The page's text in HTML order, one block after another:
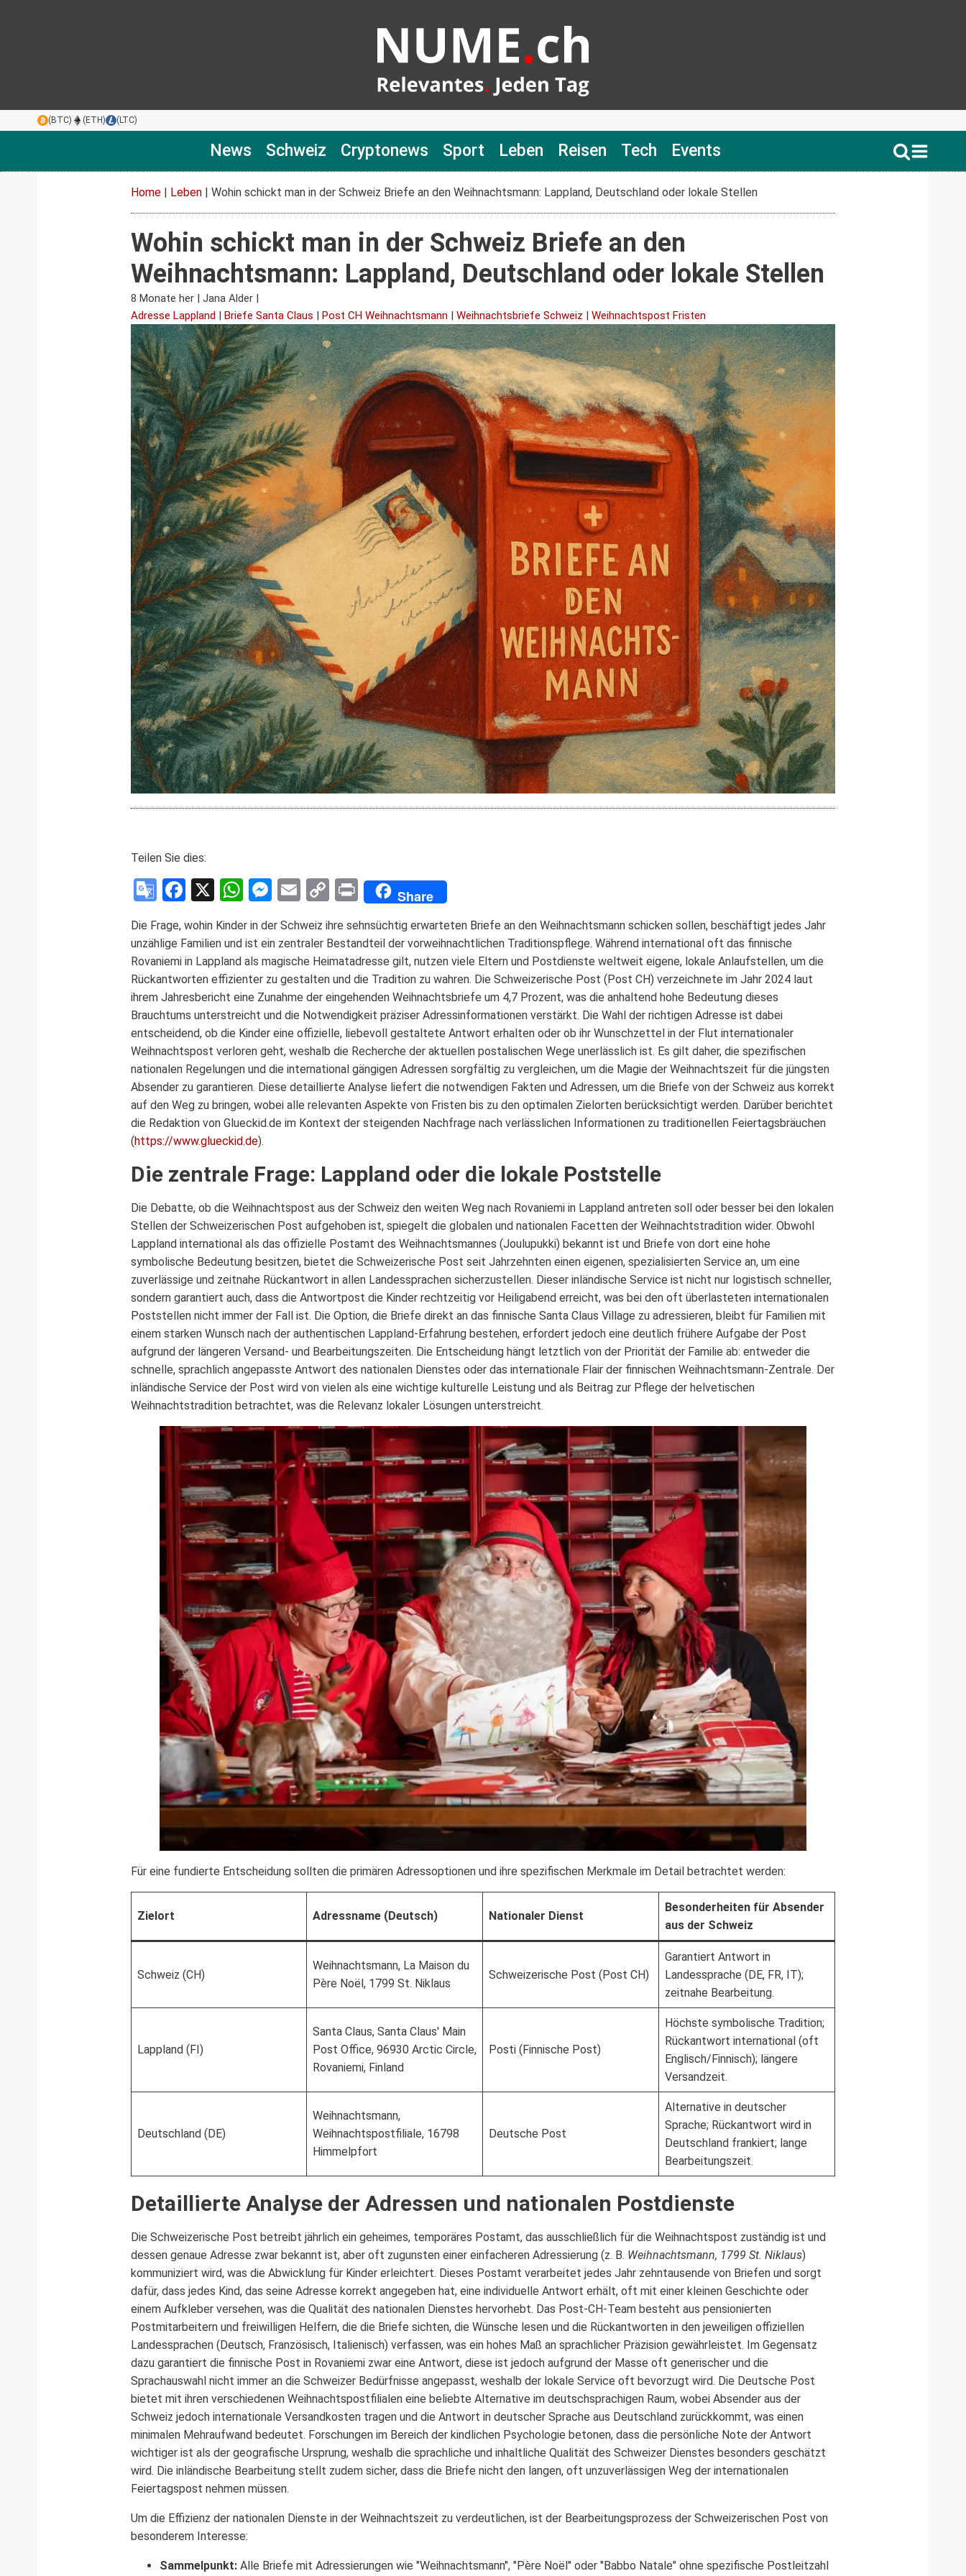
(BTC) (ETH) (LTC)
News Schweiz Cryptonews Sport Leben Reisen Tech Events
Home | Leben | Wohin schickt man in der Schweiz Briefe an den Weihnachtsmann: Lappland, Deutschland oder lokale Stellen
Wohin schickt man in der Schweiz Briefe an den
Weihnachtsmann: Lappland, Deutschland oder lokale Stellen
8 Monate her | Jana Alder |
Adresse Lappland | Briefe Santa Claus | Post CH Weihnachtsmann | Weihnachtsbriefe Schweiz | Weihnachtspost Fristen
Teilen Sie dies:
Google
Facebook
X WhatsApp
Messenger
EmailCopy
Link
PrintShare
Die Frage, wohin Kinder in der Schweiz ihre sehnsüchtig erwarteten Briefe an den Weihnachtsmann schicken sollen, beschäftigt jedes Jahr
unzählige Familien und ist ein zentraler Bestandteil der vorweihnachtlichen Traditionspflege. Während international oft das finnische
Rovaniemi in Lappland als magische Heimatadresse gilt, nutzen viele Eltern und Postdienste weltweit eigene, lokale Anlaufstellen, um die
Rückantworten effizienter zu gestalten und die Tradition zu wahren. Die Schweizerische Post (Post CH) verzeichnete im Jahr 2024 laut
ihrem Jahresbericht eine Zunahme der eingehenden Weihnachtsbriefe um 4,7 Prozent, was die anhaltend hohe Bedeutung dieses
Brauchtums unterstreicht und die Notwendigkeit präziser Adressinformationen verstärkt. Die Wahl der richtigen Adresse ist dabei
entscheidend, ob die Kinder eine offizielle, liebevoll gestaltete Antwort erhalten oder ob ihr Wunschzettel in der Flut internationaler
Weihnachtspost verloren geht, weshalb die Recherche der aktuellen postalischen Wege unerlässlich ist. Es gilt daher, die spezifischen
nationalen Regelungen und die international gängigen Adressen sorgfältig zu vergleichen, um die Magie der Weihnachtszeit für die jüngsten
Absender zu garantieren. Diese detaillierte Analyse liefert die notwendigen Fakten und Adressen, um die Briefe von der Schweiz aus korrekt
auf den Weg zu bringen, wobei alle relevanten Aspekte von Fristen bis zu den optimalen Zielorten berücksichtigt werden. Darüber berichtet
die Redaktion von Glueckid.de im Kontext der steigenden Nachfrage nach verlässlichen Informationen zu traditionellen Feiertagsbräuchen
(https://www.glueckid.de).
Die zentrale Frage: Lappland oder die lokale Poststelle
Die Debatte, ob die Weihnachtspost aus der Schweiz den weiten Weg nach Rovaniemi in Lappland antreten soll oder besser bei den lokalen
Stellen der Schweizerischen Post aufgehoben ist, spiegelt die globalen und nationalen Facetten der Weihnachtstradition wider. Obwohl
Lappland international als das offizielle Postamt des Weihnachtsmannes (Joulupukki) bekannt ist und Briefe von dort eine hohe
symbolische Bedeutung besitzen, bietet die Schweizerische Post seit Jahrzehnten einen eigenen, spezialisierten Service an, um eine
zuverlässige und zeitnahe Rückantwort in allen Landessprachen sicherzustellen. Dieser inländische Service ist nicht nur logistisch schneller,
sondern garantiert auch, dass die Antwortpost die Kinder rechtzeitig vor Heiligabend erreicht, was bei den oft überlasteten internationalen
Poststellen nicht immer der Fall ist. Die Option, die Briefe direkt an das finnische Santa Claus Village zu adressieren, bleibt für Familien mit
einem starken Wunsch nach der authentischen Lappland-Erfahrung bestehen, erfordert jedoch eine deutlich frühere Aufgabe der Post
aufgrund der längeren Versand- und Bearbeitungszeiten. Die Entscheidung hängt letztlich von der Priorität der Familie ab: entweder die
schnelle, sprachlich angepasste Antwort des nationalen Dienstes oder das internationale Flair der finnischen Weihnachtsmann-Zentrale. Der
inländische Service der Post wird von vielen als eine wichtige kulturelle Leistung und als Beitrag zur Pflege der helvetischen
Weihnachtstradition betrachtet, was die Relevanz lokaler Lösungen unterstreicht.
Für eine fundierte Entscheidung sollten die primären Adressoptionen und ihre spezifischen Merkmale im Detail betrachtet werden:
Zielort Adressname (Deutsch) Nationaler Dienst
Besonderheiten für Absender
aus der Schweiz
Schweiz (CH)
Weihnachtsmann, La Maison du
Père Noël, 1799 St. Niklaus
Schweizerische Post (Post CH)
Garantiert Antwort in
Landessprache (DE, FR, IT);
zeitnahe Bearbeitung.
Lappland (FI)
Santa Claus, Santa Claus' Main
Post Office, 96930 Arctic Circle,
Rovaniemi, Finland
Posti (Finnische Post)
Höchste symbolische Tradition;
Rückantwort international (oft
Englisch/Finnisch); längere
Versandzeit.
Deutschland (DE)
Weihnachtsmann,
Weihnachtspostfiliale, 16798
Himmelpfort
Deutsche Post
Alternative in deutscher
Sprache; Rückantwort wird in
Deutschland frankiert; lange
Bearbeitungszeit.
Detaillierte Analyse der Adressen und nationalen Postdienste
Die Schweizerische Post betreibt jährlich ein geheimes, temporäres Postamt, das ausschließlich für die Weihnachtspost zuständig ist und
dessen genaue Adresse zwar bekannt ist, aber oft zugunsten einer einfacheren Adressierung (z. B. Weihnachtsmann, 1799 St. Niklaus)
kommuniziert wird, was die Abwicklung für Kinder erleichtert. Dieses Postamt verarbeitet jedes Jahr zehntausende von Briefen und sorgt
dafür, dass jedes Kind, das seine Adresse korrekt angegeben hat, eine individuelle Antwort erhält, oft mit einer kleinen Geschichte oder
einem Aufkleber versehen, was die Qualität des nationalen Dienstes hervorhebt. Das Post-CH-Team besteht aus pensionierten
Postmitarbeitern und freiwilligen Helfern, die die Briefe sichten, die Wünsche lesen und die Rückantworten in den jeweiligen offiziellen
Landessprachen (Deutsch, Französisch, Italienisch) verfassen, was ein hohes Maß an sprachlicher Präzision gewährleistet. Im Gegensatz
dazu garantiert die finnische Post in Rovaniemi zwar eine Antwort, diese ist jedoch aufgrund der Masse oft generischer und die
Sprachauswahl nicht immer an die Schweizer Bedürfnisse angepasst, weshalb der lokale Service oft bevorzugt wird. Die Deutsche Post
bietet mit ihren verschiedenen Weihnachtspostfilialen eine beliebte Alternative im deutschsprachigen Raum, wobei Absender aus der
Schweiz jedoch internationale Versandkosten tragen und die Antwort in deutscher Sprache aus Deutschland zurückkommt, was einen
minimalen Mehraufwand bedeutet. Forschungen im Bereich der kindlichen Psychologie betonen, dass die persönliche Note der Antwort
wichtiger ist als der geografische Ursprung, weshalb die sprachliche und inhaltliche Qualität des Schweizer Dienstes besonders geschätzt
wird. Die inländische Bearbeitung stellt zudem sicher, dass die Briefe nicht den langen, oft unzuverlässigen Weg der internationalen
Feiertagspost nehmen müssen.
Um die Effizienz der nationalen Dienste in der Weihnachtszeit zu verdeutlichen, ist der Bearbeitungsprozess der Schweizerischen Post von
besonderem Interesse:
Sammelpunkt: Alle Briefe mit Adressierungen wie "Weihnachtsmann", "Père Noël" oder "Babbo Natale" ohne spezifische Postleitzahl